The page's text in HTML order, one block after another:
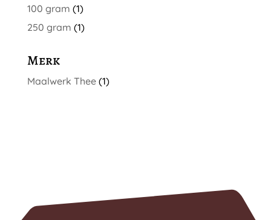
100 gram (1)
250 gram (1)
Merk
Maalwerk Thee (1)